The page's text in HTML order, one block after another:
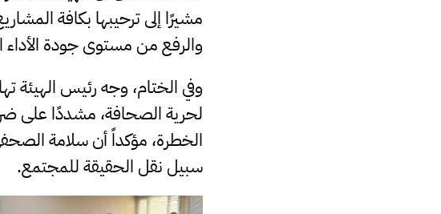
مشيرًا إلى ترحيبها بكافة
والرفع من مستوى جودة الأداء
وفي الختام، وجه رئيس الهيئة
لحرية الصحافة، مشددًا على
الخطرة، مؤكداً أن سلامة
سبيل نقل الحقيقة للمجتمع.